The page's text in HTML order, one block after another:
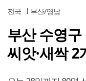
전국 부산/영남
부산 수영
씨앗·새싹 2